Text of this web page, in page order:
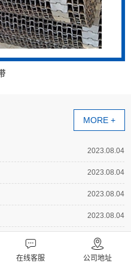
MORE +
2023.08.04
2023.08.04
2023.08.04
2023.08.04
2023.08.04
在线客服 公司地址